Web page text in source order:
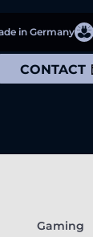
in Germany
CONTACT
Gaming